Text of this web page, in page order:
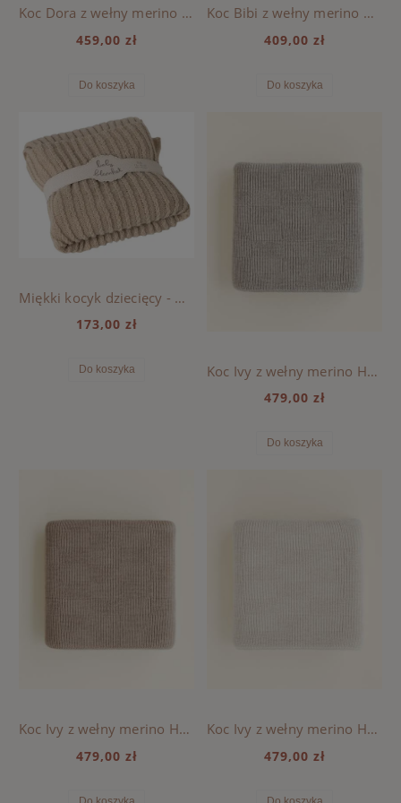
Koc Dora z wełny merino HVID - Sand
459,00 zł
Do koszyka
Koc Bibi z wełny merino HVID - Grey Melange
409,00 zł
Do koszyka
Miękki kocyk dziecięcy - Maileg
173,00 zł
Do koszyka Koc Ivy z wełny merino HVID - Pebble
479,00 zł
Do koszyka
Koc Ivy z wełny merino HVID - Sand
479,00 zł
Koc Ivy z wełny merino HVID - Cream
479,00 zł